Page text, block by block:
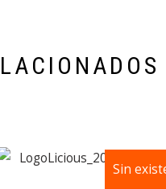
Sin